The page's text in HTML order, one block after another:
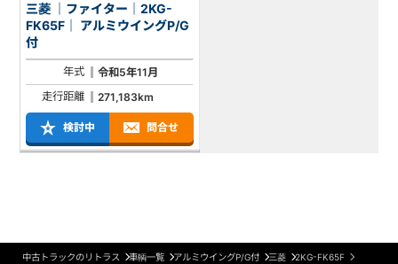
三菱 ｜ファイター｜2KG-
FK65F｜ アルミウイングP/G
付
年式
令和5年11月
走行距離
271,183km
検討中 問合せ
中古トラックのリトラス 車輌一覧 アルミウイングP/G付 三菱 2KG-FK65F